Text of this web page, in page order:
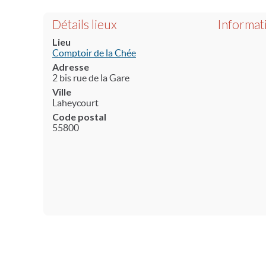
Détails lieux
Lieu
Comptoir de la Chée
Adresse
2 bis rue de la Gare
Ville
Laheycourt
Code postal
55800